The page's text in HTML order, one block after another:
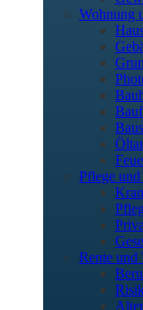
Wohnung
Pflege
Rente und